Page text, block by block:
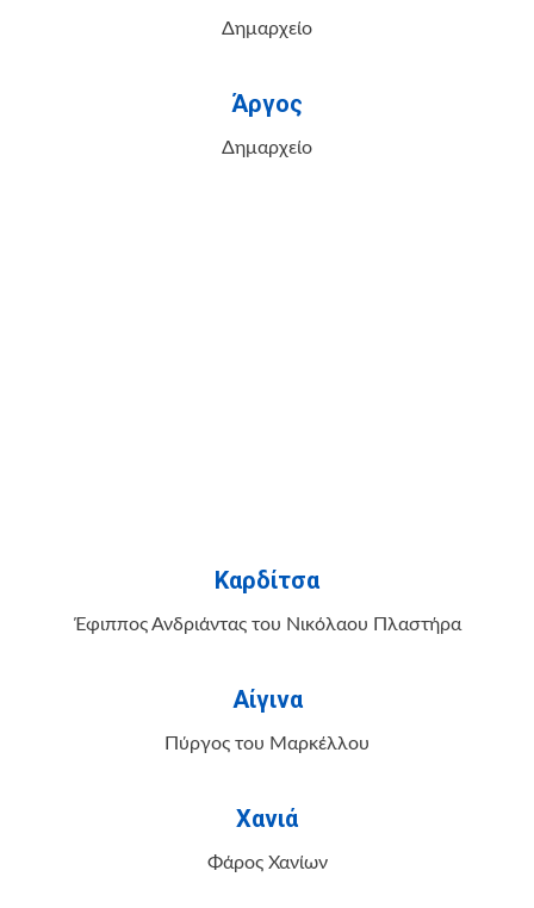
Δημαρχείο
Άργος
Δημαρχείο
Καρδίτσα
Έφιππος Ανδριάντας του Νικόλαου Πλαστήρα
Αίγινα
Πύργος του Μαρκέλλου
Χανιά
Φάρος Χανίων